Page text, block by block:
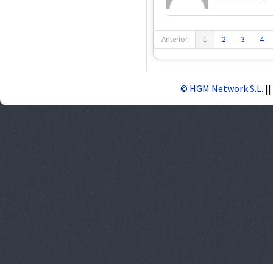
Anterior 1 2 3 4
© HGM Network S.L. ||